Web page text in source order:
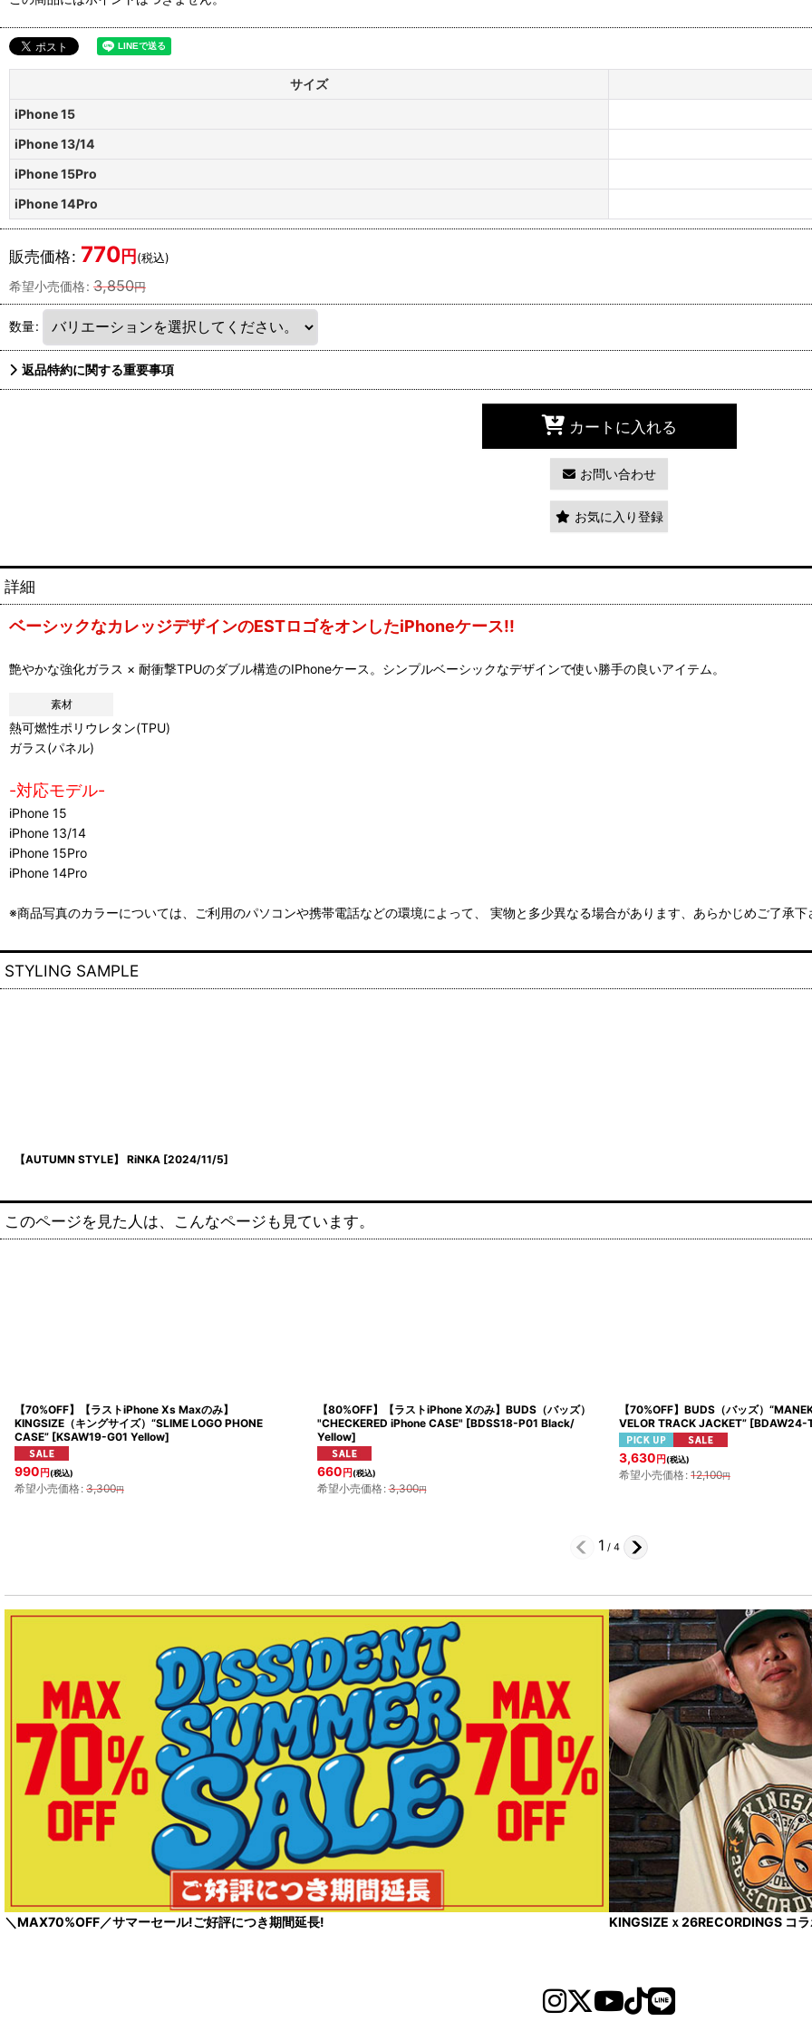
サイズ
iPhone 15
iPhone 13/14
iPhone 15Pro
iPhone 14Pro
販売価格: 770円(税込)
希望小売価格: 3,850円
数量:
返品特約に関する重要事項
カートに入れる
お問い合わせ
お気に入り登録
詳細
ベーシックなカレッジデザインのESTロゴをオンしたiPhoneケース!!
艶やかな強化ガラス × 耐衝撃TPUのダブル構造のIPhoneケース。シンプルベーシックなデザインで使い勝手の良いアイテム。
素材
熱可燃性ポリウレタン(TPU)
ガラス(パネル)
-対応モデル-
iPhone 15
iPhone 13/14
iPhone 15Pro
iPhone 14Pro
※商品写真のカラーについては、ご利用のパソコンや携帯電話などの環境によって、 実物と多少異なる場合があります、あらかじめご了承下
STYLING SAMPLE
【AUTUMN STYLE】 RiNKA [2024/11/5]
このページを見た人は、こんなページも見ています。
【70%OFF】【ラストiPhone Xs Maxのみ】
KINGSIZE（キングサイズ）“SLIME LOGO PHONE
CASE” [KSAW19-G01 Yellow]
990 円(税込)
希望小売価格: 3,300円
【80%OFF】【ラストiPhone Xのみ】BUDS（バッズ）
"CHECKERED iPhone CASE" [BDSS18-P01 Black/
Yellow]
660 円(税込)
希望小売価格: 3,300円
【70%OFF】BUDS（バッズ）
VELOR TRACK JACKET” [BDAW24-
3,630 円(税込)
希望小売価格: 12,100円
1 / 4
＼MAX70%OFF／サマーセール!ご好評につき期間延長! KINGSIZEｘ26RECORDINGS コ